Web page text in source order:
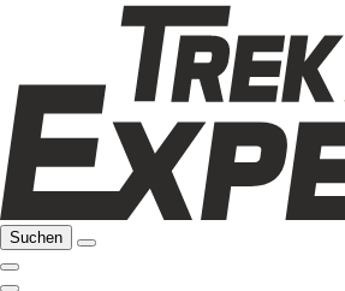
Suchen